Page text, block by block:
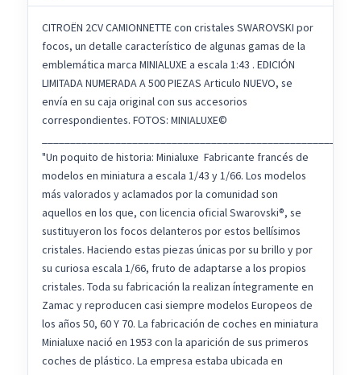
CITROËN 2CV CAMIONNETTE con cristales SWAROVSKI por
focos, un detalle característico de algunas gamas de la
emblemática marca MINIALUXE a escala 1:43 . EDICIÓN
LIMITADA NUMERADA A 500 PIEZAS Articulo NUEVO, se
envía en su caja original con sus accesorios
correspondientes. FOTOS: MINIALUXE©️
"Un poquito de historia: Minialuxe Fabricante francés de
modelos en miniatura a escala 1/43 y 1/66. Los modelos
más valorados y aclamados por la comunidad son
aquellos en los que, con licencia oficial Swarovski®, se
sustituyeron los focos delanteros por estos bellísimos
cristales. Haciendo estas piezas únicas por su brillo y por
su curiosa escala 1/66, fruto de adaptarse a los propios
cristales. Toda su fabricación la realizan íntegramente en
Zamac y reproducen casi siempre modelos Europeos de
los años 50, 60 Y 70. La fabricación de coches en miniatura
Minialuxe nació en 1953 con la aparición de sus primeros
coches de plástico. La empresa estaba ubicada en